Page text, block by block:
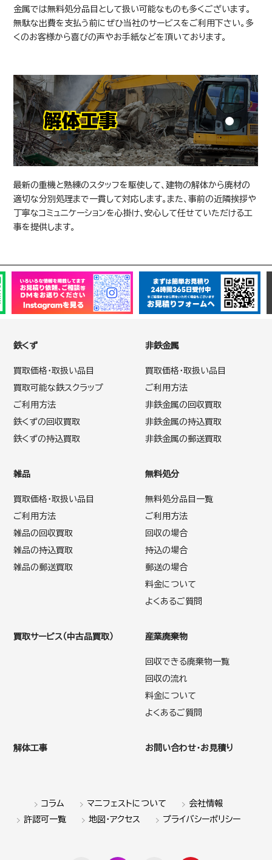
金属では無料処分品目として扱い可能なものも多くございます。
無駄な出費を支払う前にぜひ当社のサービスをご利用下さい。多
くのお客様から喜びの声やお手紙などを頂いております。
解体工事
最新の重機と熟練のスタッフを駆使して、建物の解体から廃材の
適切な分別処理まで一貫して対応します。また、事前の近隣挨拶や
丁寧なコミュニケーションを心掛け、安心して任せていただける工
事を提供します。
鉄くず
買取価格・取扱い品目
買取可能な鉄スクラップ
ご利用方法
鉄くずの回収買取
鉄くずの持込買取
非鉄金属
買取価格・取扱い品目
ご利用方法
非鉄金属の回収買取
非鉄金属の持込買取
非鉄金属の郵送買取
雑品
買取価格・取扱い品目
ご利用方法
雑品の回収買取
雑品の持込買取
雑品の郵送買取
無料処分
無料処分品目一覧
ご利用方法
回収の場合
持込の場合
郵送の場合
料金について
よくあるご質問
買取サービス（中古品買取） 産業廃棄物
回収できる廃棄物一覧
回収の流れ
料金について
よくあるご質問
解体工事 お問い合わせ・お見積り
コラム マニフェストについて
会社情報
許認可一覧
地図・アクセス プライバシーポリシー